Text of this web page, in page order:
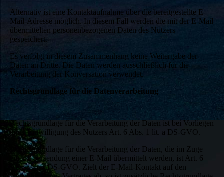
Alternativ ist eine Kontaktaufnahme über die bereitgestellte E-
Mail-Adresse möglich. In diesem Fall werden die mit der E-Mail
übermittelten personenbezogenen Daten des Nutzers
gespeichert.
Es verfolgt in diesem Zusammenhang keine Weitergabe der
Daten an Dritte. Die Daten werden ausschließlich für die
Verarbeitung der Konversation verwendet.
Rechtsgrundlage für die Datenverarbeitung
Rechtsgrundlage für die Verarbeitung der Daten ist bei Vorliegen
einer Einwilligung des Nutzers Art. 6 Abs. 1 lit. a DS-GVO.
Rechtsgrundlage für die Verarbeitung der Daten, die im Zuge
einer Übersendung einer E-Mail übermittelt werden, ist Art. 6
Abs. 1 lit. f DS-GVO. Zielt der E-Mail-Kontakt auf den